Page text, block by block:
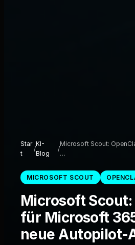
Star
t
/
KI-
Blog
/
Microsoft Scout:
…
MICROSOFT SCOUT
Microsoft
für Microsoft
neue Autopilot-